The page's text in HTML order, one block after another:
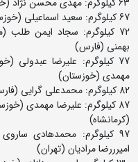
67 کیلوگرم: سعید اسماعیلی (خوزستان) آرمین محب ثابت (تهران)
72 کیلوگرم: سجاد ایمن
بهمنی (فارس)
77 کیلوگرم: علیرضا عبدولی
مهمدی (خوزستان)
82 کیلوگرم: محمدعلی گرایی (فارس) محمد ناقوسی (خوزستان)
87 کیلوگرم: علیرضا مهمدی
(کرمانشاه)
97 کیلوگرم: محمدهادی
امیرررضا مرادیان (تهران)